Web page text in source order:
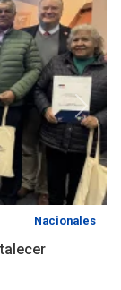
Nacionales